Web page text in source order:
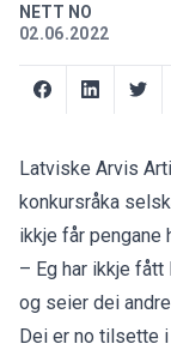
NETT NO
02.06.2022
Latviske Arvis
konkursråka
ikkje får pengane
– Eg har ikkje fått
og seier dei
Dei er no tilsette